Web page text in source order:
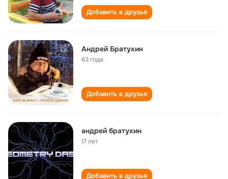
Добавить в друзья
Андрей Братухин
63 года
Добавить в друзья
андрей братухин
17 лет
Добавить в друзья